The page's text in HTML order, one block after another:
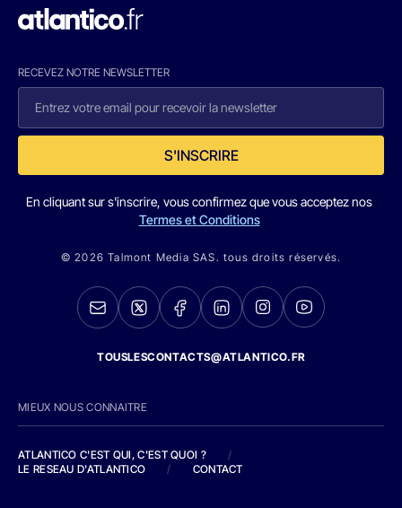
RECEVEZ NOTRE NEWSLETTER
S'INSCRIRE
En cliquant sur s'inscrire, vous confirmez que vous acceptez nos
Termes et Conditions
© 2026 Talmont Media SAS. tous droits réservés.
TOUSLESCONTACTS@ATLANTICO.FR
MIEUX NOUS CONNAITRE
ATLANTICO C'EST QUI, C'EST QUOI ?
/
LE RESEAU D'ATLANTICO
/ CONTACT